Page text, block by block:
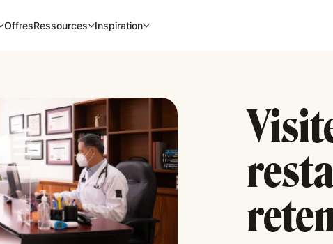
OffresRessources Inspiration